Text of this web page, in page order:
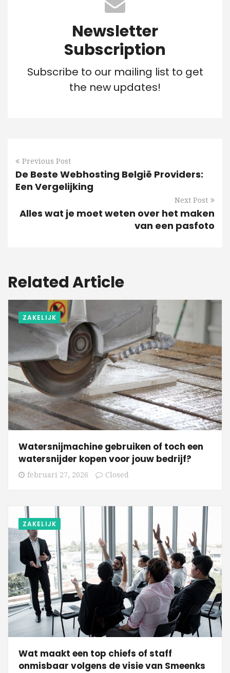
Newsletter
Subscription
Subscribe to our mailing list to get
the new updates!
Previous Post
De Beste Webhosting België Providers:
Een Vergelijking
Next Post
Alles wat je moet weten over het maken
van een pasfoto
Related Article
ZAKELIJK
Watersnijmachine gebruiken of toch een
watersnijder kopen voor jouw bedrijf?
februari 27, 2026 Closed
ZAKELIJK
Wat maakt een top chiefs of staff
onmisbaar volgens de visie van Smeenks